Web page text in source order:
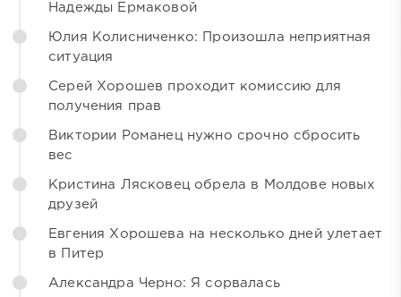
Надежды Ермаковой
Юлия Колисниченко: Произошла неприятная
ситуация
Серей Хорошев проходит комиссию для
получения прав
Виктории Романец нужно срочно сбросить
вес
Кристина Лясковец обрела в Молдове новых
друзей
Евгения Хорошева на несколько дней улетает
в Питер
Александра Черно: Я сорвалась